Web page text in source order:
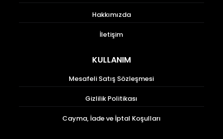
Hakkımızda
İletişim
KULLANIM
Mesafeli Satış Sözleşmesi
Gizlilik Politikası
Cayma, İade ve İptal Koşulları